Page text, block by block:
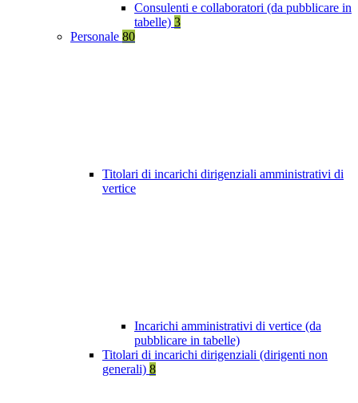
Consulenti e collaboratori (da pubblicare in
tabelle) 3
Personale 80
Titolari di incarichi dirigenziali amministrativi di
vertice
Incarichi amministrativi di vertice (da
pubblicare in tabelle)
Titolari di incarichi dirigenziali (dirigenti non
generali) 8